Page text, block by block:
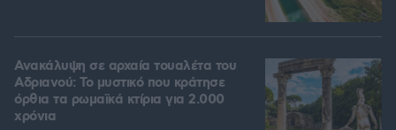
Ανακάλυψη σε αρχαία τουαλέτα του
Αδριανού: Το μυστικό που κράτησε
όρθια τα ρωμαϊκά κτίρια για 2.000
χρόνια